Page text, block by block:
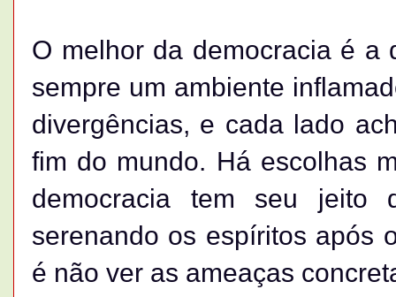
O melhor da democracia é a
sempre um ambiente
divergências, e cada lado
fim do mundo. Há escolhas
democracia tem seu
serenando os espíritos após
é não ver as ameaças